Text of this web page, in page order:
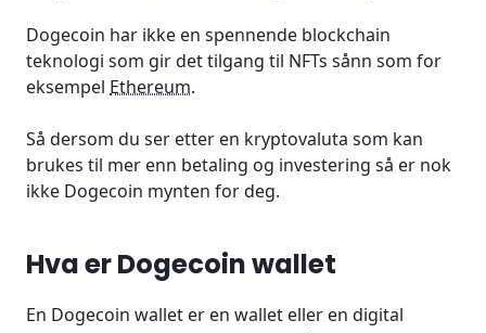
Dogecoin har ikke en spennende blockchain
teknologi som gir det tilgang til NFTs sånn som for
eksempel Ethereum.
Så dersom du ser etter en kryptovaluta som kan
brukes til mer enn betaling og investering så er nok
ikke Dogecoin mynten for deg.
Hva er Dogecoin wallet
En Dogecoin wallet er en wallet eller en digital